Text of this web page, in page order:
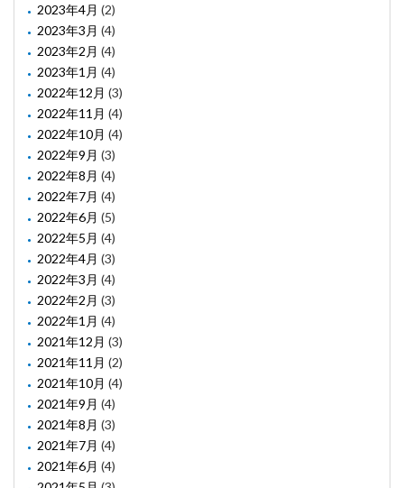
2023年4月 (2)
2023年3月 (4)
2023年2月 (4)
2023年1月 (4)
2022年12月 (3)
2022年11月 (4)
2022年10月 (4)
2022年9月 (3)
2022年8月 (4)
2022年7月 (4)
2022年6月 (5)
2022年5月 (4)
2022年4月 (3)
2022年3月 (4)
2022年2月 (3)
2022年1月 (4)
2021年12月 (3)
2021年11月 (2)
2021年10月 (4)
2021年9月 (4)
2021年8月 (3)
2021年7月 (4)
2021年6月 (4)